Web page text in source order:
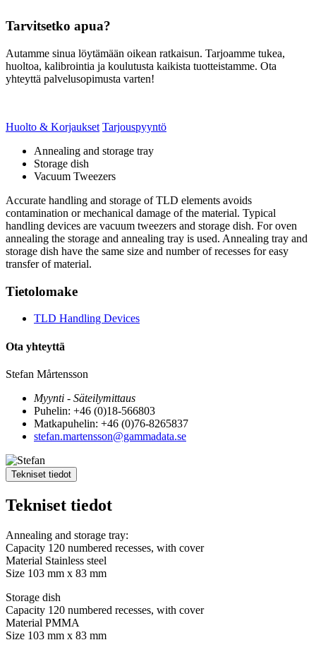
Tarvitsetko apua?
Autamme sinua löytämään oikean ratkaisun. Tarjoamme tukea,
huoltoa, kalibrointia ja koulutusta kaikista tuotteistamme. Ota
yhteyttä palvelusopimusta varten!
Huolto & Korjaukset Tarjouspyyntö
Annealing and storage tray
Storage dish
Vacuum Tweezers
Accurate handling and storage of TLD elements avoids
contamination or mechanical damage of the material. Typical
handling devices are vacuum tweezers and storage dish. For oven
annealing the storage and annealing tray is used. Annealing tray and
storage dish have the same size and number of recesses for easy
transfer of material.
Tietolomake
TLD Handling Devices
Ota yhteyttä
Stefan Mårtensson
Myynti - Säteilymittaus
Puhelin: +46 (0)18-566803
Matkapuhelin: +46 (0)76-8265837
stefan.martensson@gammadata.se
Tekniset tiedot
Tekniset tiedot
Annealing and storage tray:
Capacity 120 numbered recesses, with cover
Material Stainless steel
Size 103 mm x 83 mm
Storage dish
Capacity 120 numbered recesses, with cover
Material PMMA
Size 103 mm x 83 mm